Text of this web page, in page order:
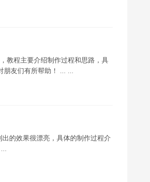
教程主要介绍制作过程和思路，具
朋友们有所帮助！ ... ...
的效果很漂亮，具体的制作过程介